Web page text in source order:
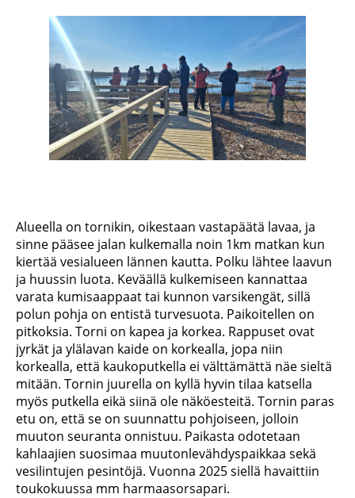
Alueella on tornikin, oikestaan vastapäätä lavaa, ja
sinne pääsee jalan kulkemalla noin 1km matkan kun
kiertää vesialueen lännen kautta. Polku lähtee laavun
ja huussin luota. Keväällä kulkemiseen kannattaa
varata kumisaappaat tai kunnon varsikengät, sillä
polun pohja on entistä turvesuota. Paikoitellen on
pitkoksia. Torni on kapea ja korkea. Rappuset ovat
jyrkät ja ylälavan kaide on korkealla, jopa niin
korkealla, että kaukoputkella ei välttämättä näe sieltä
mitään. Tornin juurella on kyllä hyvin tilaa katsella
myös putkella eikä siinä ole näköesteitä. Tornin paras
etu on, että se on suunnattu pohjoiseen, jolloin
muuton seuranta onnistuu. Paikasta odotetaan
kahlaajien suosimaa muutonlevähdyspaikkaa sekä
vesilintujen pesintöjä. Vuonna 2025 siellä havaittiin
toukokuussa mm harmaasorsapari.